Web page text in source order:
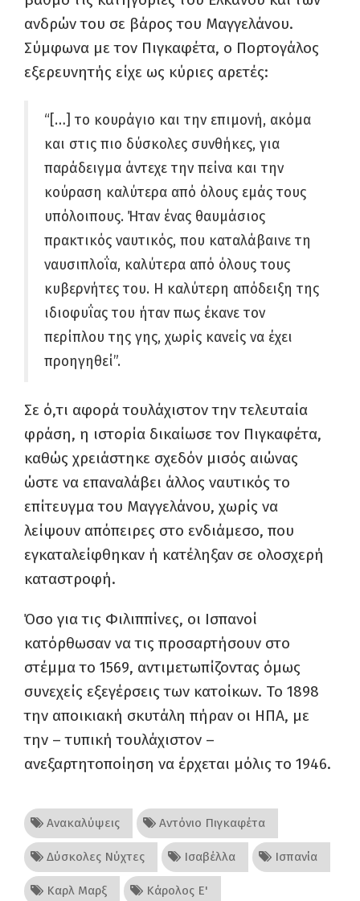
ανδρών του σε βάρος του Μαγγελάνου.
Σύμφωνα με τον Πιγκαφέτα, ο Πορτογάλος
εξερευνητής είχε ως κύριες αρετές:
“[…] το κουράγιο και την επιμονή, ακόμα
και στις πιο δύσκολες συνθήκες, για
παράδειγμα άντεχε την πείνα και την
κούραση καλύτερα από όλους εμάς τους
υπόλοιπους. Ήταν ένας θαυμάσιος
πρακτικός ναυτικός, που καταλάβαινε τη
ναυσιπλοΐα, καλύτερα από όλους τους
κυβερνήτες του. Η καλύτερη απόδειξη της
ιδιοφυΐας του ήταν πως έκανε τον
περίπλου της γης, χωρίς κανείς να έχει
προηγηθεί”.
Σε ό,τι αφορά τουλάχιστον την τελευταία
φράση, η ιστορία δικαίωσε τον Πιγκαφέτα,
καθώς χρειάστηκε σχεδόν μισός αιώνας
ώστε να επαναλάβει άλλος ναυτικός το
επίτευγμα του Μαγγελάνου, χωρίς να
λείψουν απόπειρες στο ενδιάμεσο, που
εγκαταλείφθηκαν ή κατέληξαν σε ολοσχερή
καταστροφή.
Όσο για τις Φιλιππίνες, οι Ισπανοί
κατόρθωσαν να τις προσαρτήσουν στο
στέμμα το 1569, αντιμετωπίζοντας όμως
συνεχείς εξεγέρσεις των κατοίκων. Το 1898
την αποικιακή σκυτάλη πήραν οι ΗΠΑ, με
την – τυπική τουλάχιστον –
ανεξαρτητοποίηση να έρχεται μόλις το 1946.
Ανακαλύψεις Αντόνιο Πιγκαφέτα
Δύσκολες Νύχτες Ισαβέλλα Ισπανία
Καρλ Μαρξ Κάρολος Ε'